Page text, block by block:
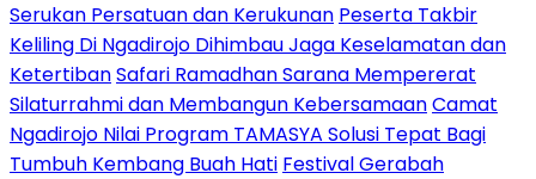
Serukan Persatuan dan Kerukunan Peserta Takbir
Keliling Di Ngadirojo Dihimbau Jaga Keselamatan dan
KetertibanSafari Ramadhan Sarana Mempererat
Silaturrahmi dan Membangun KebersamaanCamat
Ngadirojo Nilai Program TAMASYA Solusi Tepat Bagi
Tumbuh Kembang Buah Hati Festival Gerabah